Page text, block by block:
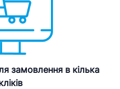
замовлення в кілька